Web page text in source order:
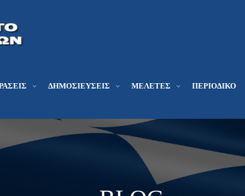
ΔΗΜΟΣΙΕΎΣΕΙΣ ΜΕΛΕΤΕΣ ΠΕΡΙΟΔΙΚΌ